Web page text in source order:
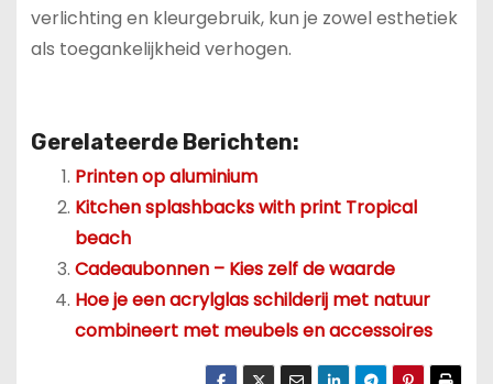
verlichting en kleurgebruik, kun je zowel esthetiek
als toegankelijkheid verhogen.
Gerelateerde Berichten:
Printen op aluminium
Kitchen splashbacks with print Tropical
beach
Cadeaubonnen – Kies zelf de waarde
Hoe je een acrylglas schilderij met natuur
combineert met meubels en accessoires